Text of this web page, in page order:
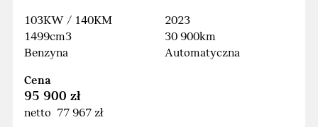
103KW / 140KM
1499cm3
Benzyna
2023
30 900km
Automatyczna
Cena
95 900 zł
netto 77 967 zł